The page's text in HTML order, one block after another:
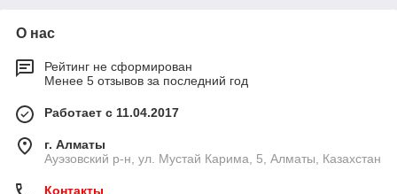
О нас
Рейтинг не сформирован
Менее 5 отзывов за последний год
Работает с 11.04.2017
г. Алматы
​Ауэзовский р-н, ул. Мустай Карима, 5, Алматы, Казахстан
Контакты